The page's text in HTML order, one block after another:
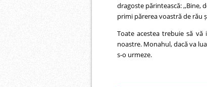
dragoste părintească: ,,Bine,
primi părerea voastră de rău
Toate acestea trebuie să
noastre. Monahul, dacă va
s-o urmeze.